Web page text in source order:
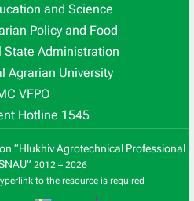
and Science
Policy and Food
State Administration
Agrarian University
VFPO
Hotline 1545
“Hlukhiv Agrotechnical Professional
2012 – 2026
to the resource is required